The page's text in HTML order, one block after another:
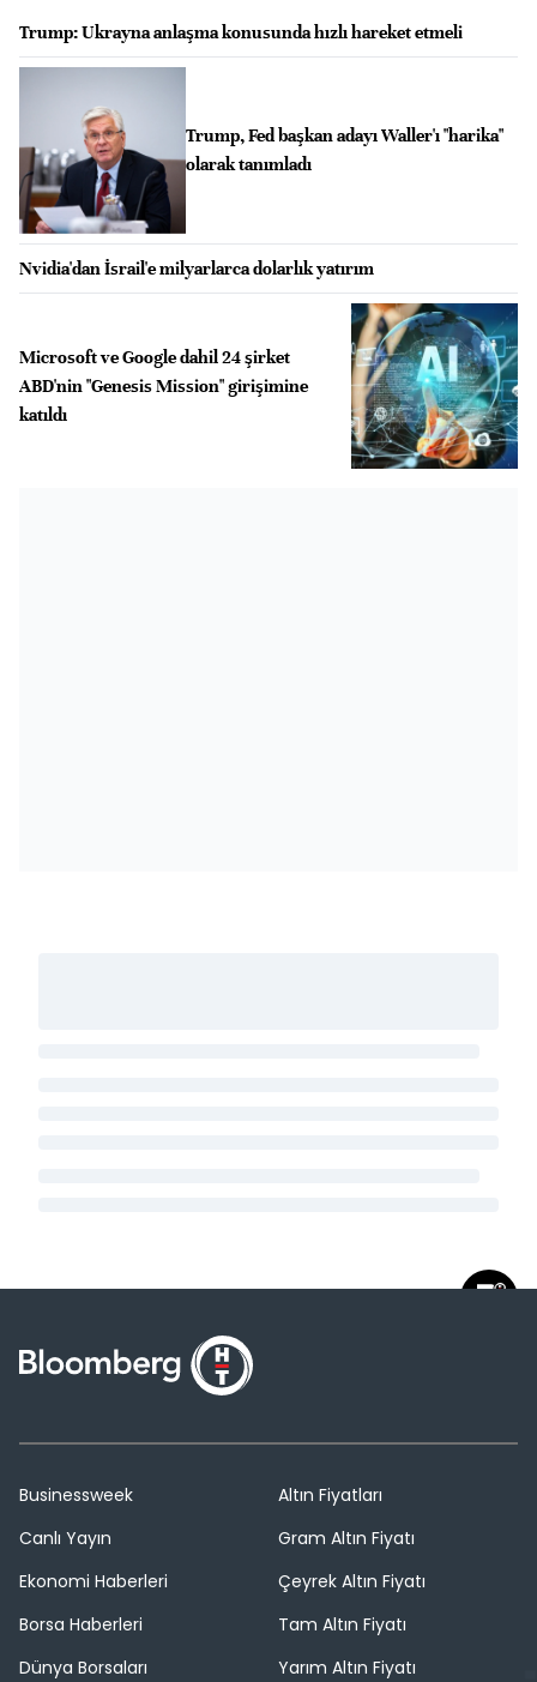
Trump: Ukrayna anlaşma konusunda hızlı hareket etmeli
Trump, Fed başkan adayı Waller'ı "harika"
olarak tanımladı
Nvidia'dan İsrail'e milyarlarca dolarlık yatırım
Microsoft ve Google dahil 24 şirket
ABD'nin "Genesis Mission" girişimine
katıldı
Businessweek
Canlı Yayın
Ekonomi Haberleri
Borsa Haberleri
Dünya Borsaları
Altın Fiyatları
Gram Altın Fiyatı
Çeyrek Altın Fiyatı
Tam Altın Fiyatı
Yarım Altın Fiyatı